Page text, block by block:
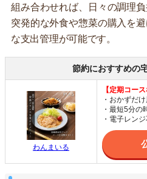
組み合わせれば、日々の調理
突発的な外食や惣菜の購入を
な支出管理が可能です。
節約におすすめの
わんまいる
【定期コー
・おかずだ
・最短5分の
・電子レン